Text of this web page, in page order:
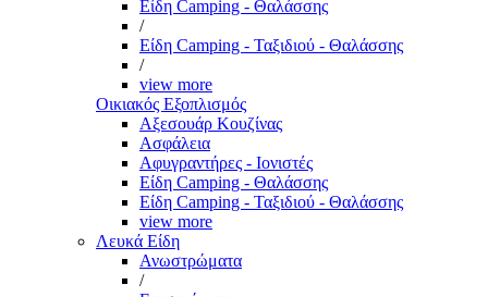
Είδη Camping - Θαλάσσης
/
Είδη Camping - Ταξιδιού - Θαλάσσης
/
view more
Οικιακός Εξοπλισμός
Αξεσουάρ Κουζίνας
Ασφάλεια
Αφυγραντήρες - Ιονιστές
Είδη Camping - Θαλάσσης
Είδη Camping - Ταξιδιού - Θαλάσσης
view more
Λευκά Είδη
Ανωστρώματα
/